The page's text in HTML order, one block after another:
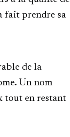
fait prendre sa
de la
Un nom
tout en restant